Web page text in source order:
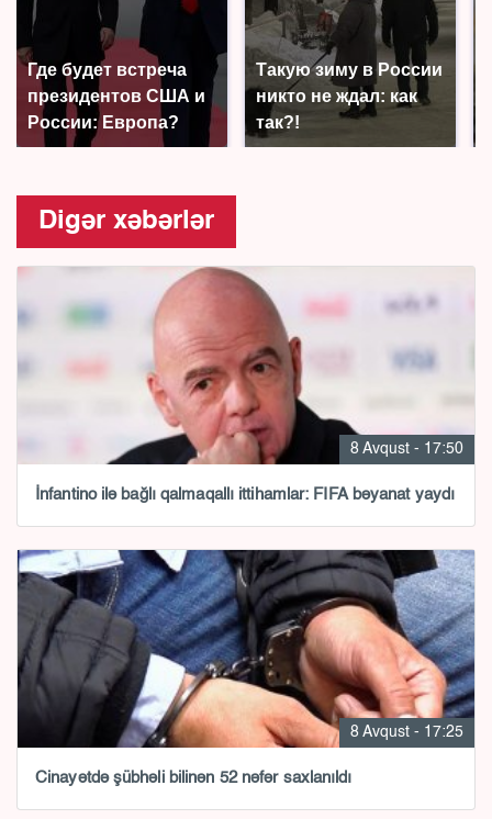
Где будет встреча
президентов США и
России: Европа?
Такую зиму в России
никто не ждал: как
так?!
Digər xəbərlər
8 Avqust - 17:50
İnfantino ilə bağlı qalmaqallı ittihamlar: FIFA bəyanat yaydı
8 Avqust - 17:25
Cinayətdə şübhəli bilinən 52 nəfər saxlanıldı